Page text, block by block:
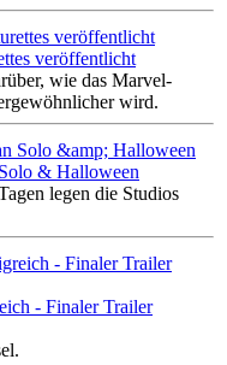
veröffentlicht
wie das Marvel-
wird.
& Halloween
legen die Studios
- Finaler Trailer